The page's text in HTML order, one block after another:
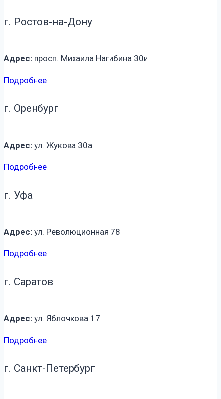
г. Ростов-на-Дону
Адрес: просп. Михаила Нагибина 30и
Подробнее
г. Оренбург
Адрес: ул. Жукова 30а
Подробнее
г. Уфа
Адрес: ул. Революционная 78
Подробнее
г. Саратов
Адрес: ул. Яблочкова 17
Подробнее
г. Санкт-Петербург